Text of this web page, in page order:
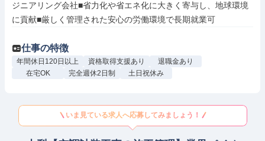
ジニアリング会社■省力化や省エネ化に大きく寄与し、地球環境
に貢献■厳しく管理された安心の労働環境で長期就業可
仕事の特徴
年間休日120日以上 資格取得支援あり
退職金あり
在宅OK
完全週休2日制 土日祝休み
いま見ている求人へ応募してみましょう！